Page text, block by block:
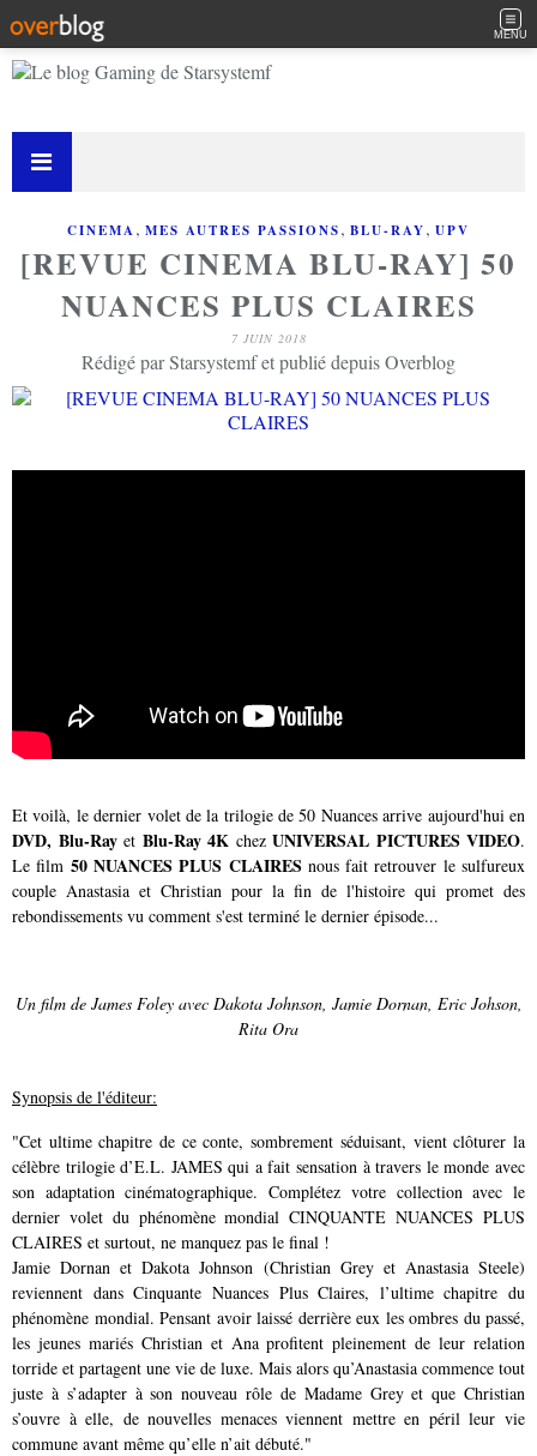
MENU
CINEMA, MES AUTRES PASSIONS, BLU-RAY, UPV
[REVUE CINEMA BLU-RAY] 50
NUANCES PLUS CLAIRES
7 JUIN 2018
Rédigé par Starsystemf et publié depuis Overblog
Et voilà, le dernier volet de la trilogie de 50 Nuances arrive aujourd'hui en
DVD, Blu-Rayet Blu-Ray 4K chez UNIVERSAL PICTURES VIDEO.
Le film 50 NUANCES PLUS CLAIRES nous fait retrouver le sulfureux
couple Anastasia et Christian pour la fin de l'histoire qui promet des
rebondissements vu comment s'est terminé le dernier épisode...
Un film de James Foley avec Dakota Johnson, Jamie Dornan, Eric Johson,
Rita Ora
Synopsis de l'éditeur:
"Cet ultime chapitre de ce conte, sombrement séduisant, vient clôturer la
célèbre trilogie d’E.L. JAMES qui a fait sensation à travers le monde avec
son adaptation cinématographique. Complétez votre collection avec le
dernier volet du phénomène mondial CINQUANTE NUANCES PLUS
CLAIRES et surtout, ne manquez pas le final !
Jamie Dornan et Dakota Johnson (Christian Grey et Anastasia Steele)
reviennent dans Cinquante Nuances Plus Claires, l’ultime chapitre du
phénomène mondial. Pensant avoir laissé derrière eux les ombres du passé,
les jeunes mariés Christian et Ana profitent pleinement de leur relation
torride et partagent une vie de luxe. Mais alors qu’Anastasia commence tout
juste à s’adapter à son nouveau rôle de Madame Grey et que Christian
s’ouvre à elle, de nouvelles menaces viennent mettre en péril leur vie
commune avant même qu’elle n’ait débuté."